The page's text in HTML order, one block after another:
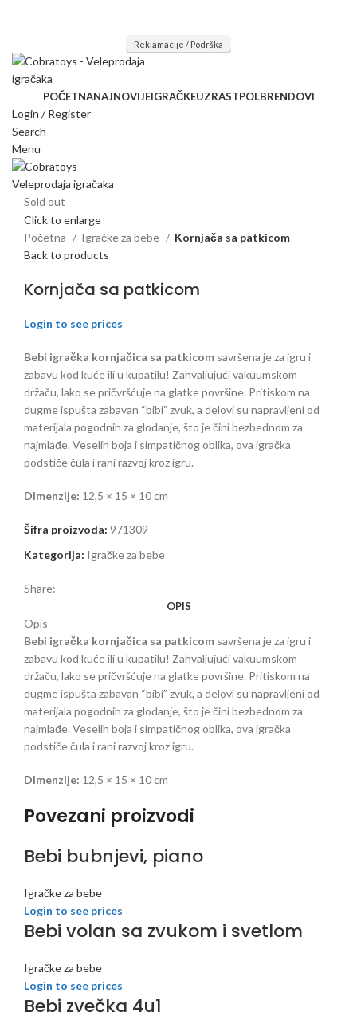
Reklamacije / Podrška
POČETNANAJNOVIJEIGRAČKEUZRASTPOLBRENDOVI
Login / Register
Search
Menu
Sold out
Click to enlarge
Početna
Igračke za bebe
Kornjača sa patkicom
Back to products
Kornjača sa patkicom
Login to see prices
Bebi igračka kornjačica sa patkicom savršena je za igru i
zabavu kod kuće ili u kupatilu! Zahvaljujući vakuumskom
držaču, lako se pričvršćuje na glatke površine. Pritiskom na
dugme ispušta zabavan “bibi” zvuk, a delovi su napravljeni od
materijala pogodnih za glodanje, što je čini bezbednom za
najmlađe. Veselih boja i simpatičnog oblika, ova igračka
podstiče čula i rani razvoj kroz igru.
Dimenzije: 12,5 × 15 × 10 cm
Šifra proizvoda: 971309
Kategorija: Igračke za bebe
Share:
OPIS
Opis
Bebi igračka kornjačica sa patkicom savršena je za igru i
zabavu kod kuće ili u kupatilu! Zahvaljujući vakuumskom
držaču, lako se pričvršćuje na glatke površine. Pritiskom na
dugme ispušta zabavan “bibi” zvuk, a delovi su napravljeni od
materijala pogodnih za glodanje, što je čini bezbednom za
najmlađe. Veselih boja i simpatičnog oblika, ova igračka
podstiče čula i rani razvoj kroz igru.
Dimenzije: 12,5 × 15 × 10 cm
Povezani proizvodi
Bebi bubnjevi, piano
Igračke za bebe
Login to see prices
Bebi volan sa zvukom i svetlom
Igračke za bebe
Login to see prices
Bebi zvečka 4u1